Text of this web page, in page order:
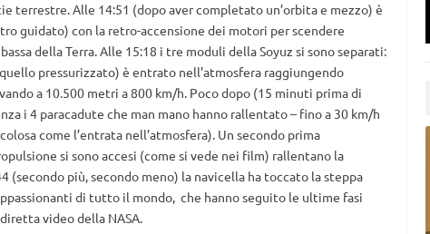
terrestre. Alle 14:51 (dopo aver completato un’orbita e mezzo) è
guidato) con la retro-accensione dei motori per scendere
della Terra. Alle 15:18 i tre moduli della Soyuz si sono separati:
pressurizzato) è entrato nell’atmosfera raggiungendo
a 10.500 metri a 800 km/h. Poco dopo (15 minuti prima di
i 4 paracadute che man mano hanno rallentato – fino a 30 km/h
come l’entrata nell’atmosfera). Un secondo prima
si sono accesi (come si vede nei film) rallentano la
(secondo più, secondo meno) la navicella ha toccato la steppa
di tutto il mondo, che hanno seguito le ultime fasi
video della NASA.